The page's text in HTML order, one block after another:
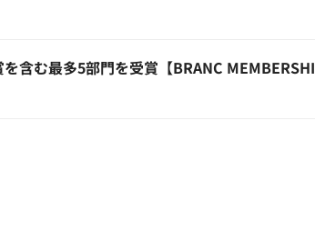
含む最多5部門を受賞【BRANC MEMBERSHI